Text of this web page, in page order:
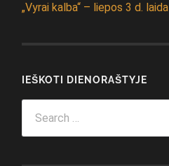
„Vyrai kalba“ – liepos 3 d. laida
IEŠKOTI DIENORAŠTYJE
for: